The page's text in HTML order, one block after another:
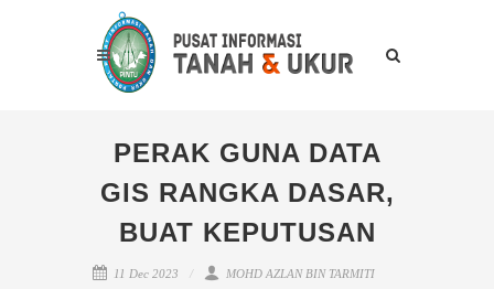
PERAK GUNA DATA
GIS RANGKA DASAR,
BUAT KEPUTUSAN
11 Dec 2023 MOHD AZLAN BIN TARMITI